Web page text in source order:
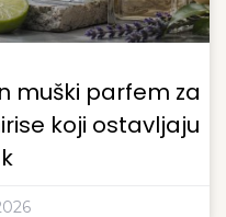
muški parfem za
koji ostavljaju